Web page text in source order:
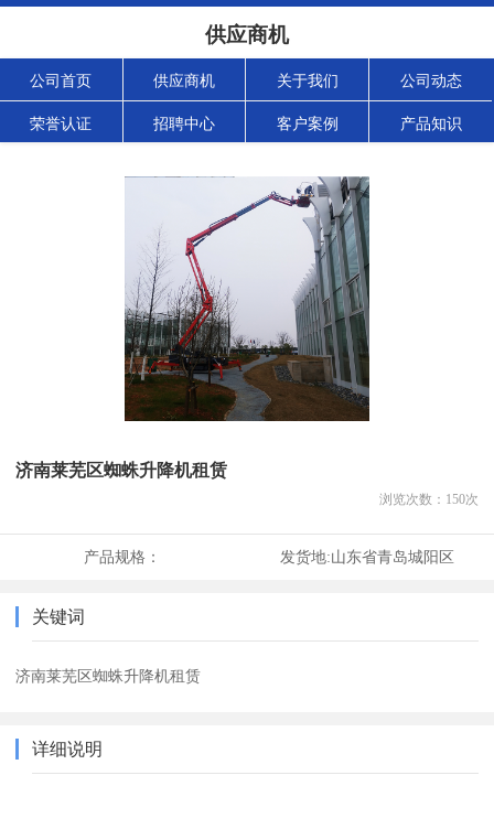
供应商机
公司首页 供应商机 关于我们 公司动态
荣誉认证 招聘中心 客户案例 产品知识
济南莱芜区蜘蛛升降机租赁
浏览次数： 150次
产品规格： 发货地:山东省青岛城阳区
关键词
济南莱芜区蜘蛛升降机租赁
详细说明